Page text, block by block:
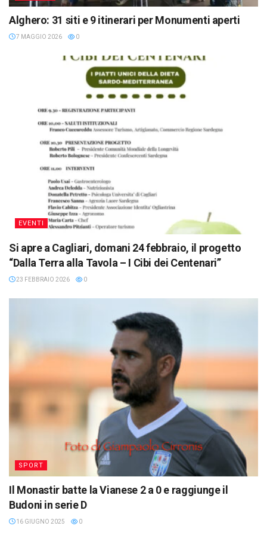
Alghero: 31 siti e 9 itinerari per Monumenti aperti
7 MAGGIO 2026 0
EVENTI
Si apre a Cagliari, domani 24 febbraio, il progetto
“Dalla Terra alla Tavola – I Cibi dei Centenari”
23 FEBBRAIO 2026 0
SPORT
Il Monastir batte la Vianese 2 a 0 e raggiunge il
Budoni in serie D
16 GIUGNO 2025 0